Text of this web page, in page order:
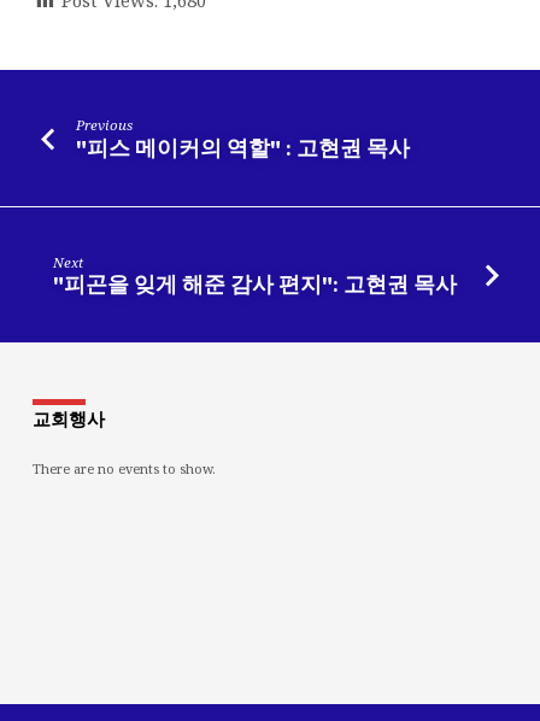
Previous
"피스 메이커의 역할" : 고현권 목사
Next
"피곤을 잊게 해준 감사 편지": 고현권 목사
교회행사
There are no events to show.